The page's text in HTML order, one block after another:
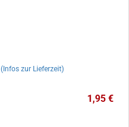
(Infos zur Lieferzeit)
1,95 €